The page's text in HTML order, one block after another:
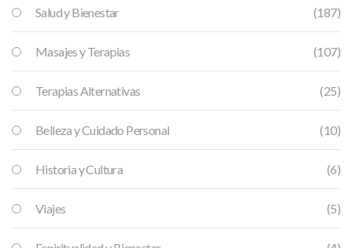
Salud y Bienestar (187)
Masajes y Terapias (107)
Terapias Alternativas (25)
Belleza y Cuidado Personal (10)
Historia y Cultura (6)
Viajes (5)